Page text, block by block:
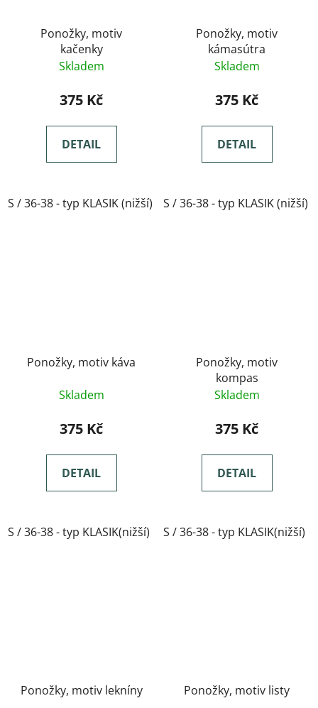
Ponožky, motiv
kačenky
Skladem
375 Kč
DETAIL
S / 36-38 - typ KLASIK (nižší) M / 39-41- typ KLASIK(nižší)
Ponožky, motiv
kámasútra
Skladem
375 Kč
DETAIL
S / 36-38 - typ KLASIK (nižší)
Ponožky, motiv káva
Skladem
375 Kč
DETAIL
S / 36-38 - typ KLASIK(nižší) M / 39-41- typ KLASIK(nižší)
Ponožky, motiv
kompas
Skladem
375 Kč
DETAIL
S / 36-38 - typ KLASIK(nižší)
Ponožky, motiv lekníny Ponožky, motiv listy